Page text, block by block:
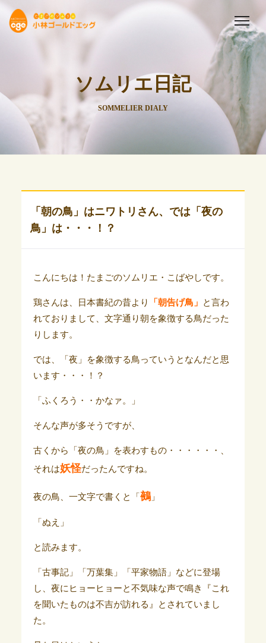
ソムリエ日記
SOMMELIER DIALY
「朝の鳥」はニワトリさん、では「夜の
鳥」は・・・！？
こんにちは！たまごのソムリエ・こばやしです。
鶏さんは、日本書紀の昔より 「朝告げ鳥」
と言わ
れておりまして、文字通り朝を象徴する鳥だった
りします。
では、「夜」を象徴する鳥っていうとなんだと思
います・・・！？
「ふくろう・・かなァ。」
そんな声が多そうですが、
古くから「夜の鳥」を表わすもの・・・・・・、
それは妖怪だったんですね。
夜の鳥、一文字で書くと「 鵺」
「ぬえ」
と読みます。
「古事記」「万葉集」「平家物語」などに登場
し、夜にヒョーヒョーと不気味な声で鳴き『これ
を聞いたものは不吉が訪れる』とされていまし
た。